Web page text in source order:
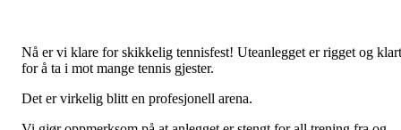
Nå er vi klare for skikkelig tennisfest! Uteanlegget er rigget og klart
for å ta i mot mange tennis gjester.
Det er virkelig blitt en profesjonell arena.